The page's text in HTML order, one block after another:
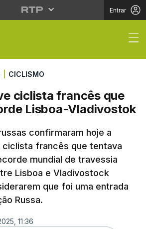
Entrar
CICLISMO
ciclista francês que
Lisboa-Vladivostok
confirmaram hoje a
ciclista francês que tentava
mundial de travessia
Lisboa e Vladivostock
que foi uma entrada
Russa.
11:36